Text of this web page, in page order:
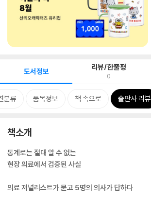
도서정보 리뷰/한줄평
0
분류 품목정보 책 속으로 출판사 리뷰
책소개
통계로는 절대 알 수 없는
현장 의료에서 검증된 사실
의료 저널리스트가 묻고 5명의 의사가 답하다